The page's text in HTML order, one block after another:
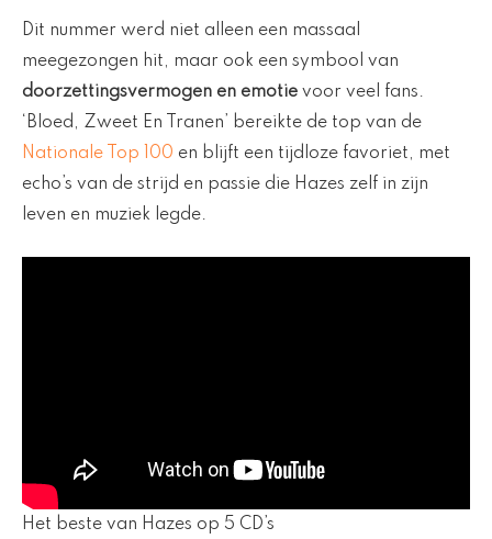
Dit nummer werd niet alleen een massaal
meegezongen hit, maar ook een symbool van
doorzettingsvermogen en emotie voor veel fans.
‘Bloed, Zweet En Tranen’ bereikte de top van de
Nationale Top 100 en blijft een tijdloze favoriet, met
echo’s van de strijd en passie die Hazes zelf in zijn
leven en muziek legde.
Het beste van Hazes op 5 CD’s